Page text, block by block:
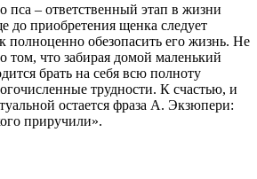
– ответственный этап в жизни
до приобретения щенка следует
полноценно обезопасить его жизнь. Не
том, что забирая домой маленький
брать на себя всю полноту
трудности. К счастью, и
остается фраза А. Экзюпери:
приручили».